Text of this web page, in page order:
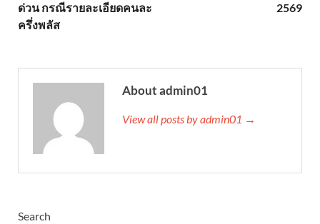
ด่วน กรณีรายละเอียดคนละ
ครึ่งพลัส
2569
About admin01
View all posts by admin01 →
Search